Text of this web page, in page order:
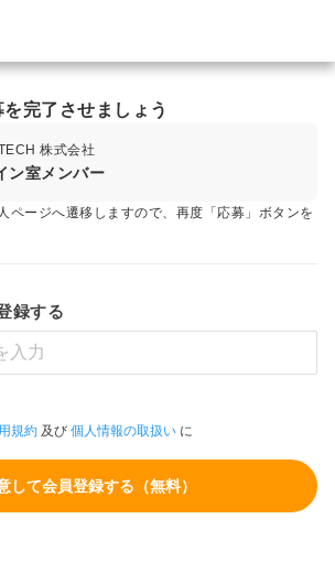
完了させましょう
株式会社
ン室メンバー
ページへ遷移しますので、再度「応募」ボタンを
録する
規約及び 個人情報の取扱いに